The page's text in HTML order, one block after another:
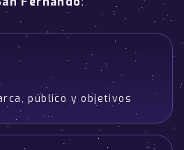
público y objetivos